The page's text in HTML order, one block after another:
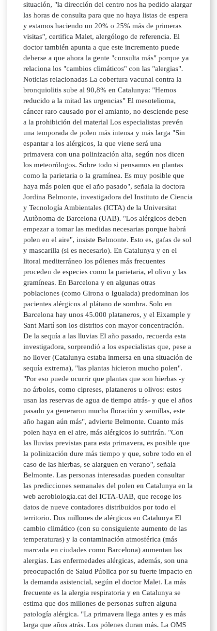
situación, "la dirección del centro nos ha pedido alargar
las horas de consulta para que no haya listas de espera
y estamos haciendo un 20% o 25% más de primeras
visitas", certifica Malet, alergólogo de referencia. El
doctor también apunta a que este incremento puede
deberse a que ahora la gente "consulta más" porque ya
relaciona los "cambios climáticos" con las "alergias".
Noticias relacionadas La cobertura vacunal contra la
bronquiolitis sube al 90,8% en Catalunya: "Hemos
reducido a la mitad las urgencias" El mesotelioma,
cáncer raro causado por el amianto, no desciende pese
a la prohibición del material Los especialistas prevén
una temporada de polen más intensa y más larga "Sin
espantar a los alérgicos, la que viene será una
primavera con una polinización alta, según nos dicen
los meteorólogos. Sobre todo si pensamos en plantas
como la parietaria o la gramínea. Es muy posible que
haya más polen que el año pasado", señala la doctora
Jordina Belmonte, investigadora del Instituto de Ciencia
y Tecnología Ambientales (ICTA) de la Universitat
Autònoma de Barcelona (UAB). "Los alérgicos deben
empezar a tomar las medidas necesarias porque habrá
polen en el aire", insiste Belmonte. Esto es, gafas de sol
y mascarilla (si es necesario). En Catalunya y en el
litoral mediterráneo los pólenes más frecuentes
proceden de especies como la parietaria, el olivo y las
gramíneas. En Barcelona y en algunas otras
poblaciones (como Girona o Igualada) predominan los
pacientes alérgicos al plátano de sombra. Solo en
Barcelona hay unos 45.000 plataneros, y el Eixample y
Sant Martí son los distritos con mayor concentración.
De la sequía a las lluvias El año pasado, recuerda esta
investigadora, sorprendió a los especialistas que, pese a
no llover (Catalunya estaba inmersa en una situación de
sequía extrema), "las plantas hicieron mucho polen".
"Por eso puede ocurrir que plantas que son hierbas -y
no árboles, como cipreses, plataneros u olivos: estos
usan las reservas de agua de tiempo atrás- y que el años
pasado ya generaron mucha floración y semillas, este
año hagan aún más", advierte Belmonte. Cuanto más
polen haya en el aire, más alérgicos lo sufrirán. "Con
las lluvias previstas para esta primavera, es posible que
la polinización dure más tiempo y que, sobre todo en el
caso de las hierbas, se alarguen en verano", señala
Belmonte. Las personas interesadas pueden consultar
las predicciones semanales del polen en Catalunya en la
web aerobiologia.cat del ICTA-UAB, que recoge los
datos de nueve contadores distribuidos por todo el
territorio. Dos millones de alérgicos en Catalunya El
cambio climático (con su consiguiente aumento de las
temperaturas) y la contaminación atmosférica (más
marcada en ciudades como Barcelona) aumentan las
alergias. Las enfermedades alérgicas, además, son una
preocupación de Salud Pública por su fuerte impacto en
la demanda asistencial, según el doctor Malet. La más
frecuente es la alergia respiratoria y en Catalunya se
estima que dos millones de personas sufren alguna
patología alérgica. "La primavera llega antes y es más
larga que años atrás. Los pólenes duran más. La OMS